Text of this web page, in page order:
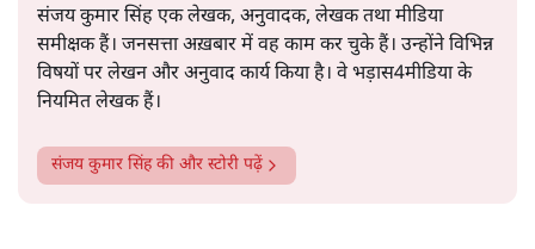
संजय कुमार सिंह एक लेखक, अनुवादक, लेखक तथा मीडिया
समीक्षक हैं। जनसत्ता अख़बार में वह काम कर चुके हैं। उन्होंने विभिन्न
विषयों पर लेखन और अनुवाद कार्य किया है। वे भड़ास4मीडिया के
नियमित लेखक हैं।
संजय कुमार सिंहकी और स्टोरी पढ़ें